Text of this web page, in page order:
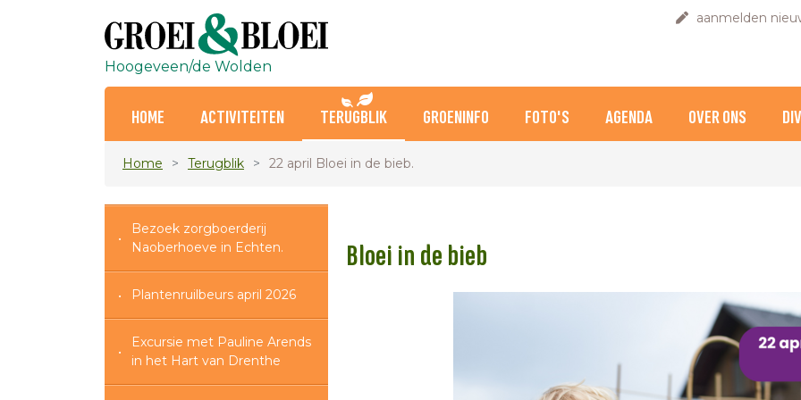
aanmelden
Hoogeveen/de Wolden
HOME ACTIVITEITEN TERUGBLIK GROENINFO FOTO'S AGENDA OVER ONS
Home Terugblik 22 april Bloei in de bieb.
Bezoek zorgboerderij
Naoberhoeve in Echten.
Plantenruilbeurs april 2026
Excursie met Pauline Arends
in het Hart van Drenthe
Bloei in de bieb